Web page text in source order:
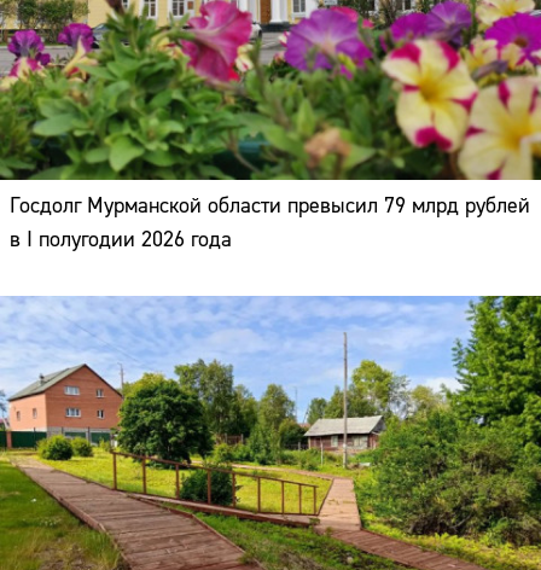
Госдолг Мурманской области превысил 79 млрд рублей
в I полугодии 2026 года